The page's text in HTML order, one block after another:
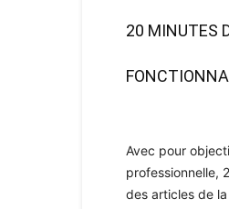
20 MINUTES
Avec pour
professionnelle,
des articles de